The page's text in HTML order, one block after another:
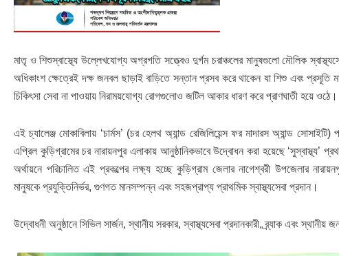
মাতৃ ও শিশুস্বাস্থ্যে উল্লেখযোগ্য অগ্রগতি সত্ত্বেও দুর্গম চরাঞ্চলের মানুষগুলো মৌলিক
অধিকাংশ ক্ষেত্রেই দক্ষ জনবল ছাড়াই বাড়িতে সন্তান প্রসব করে থাকেন যা শিশু এবং প্রসূতি
চিকিৎসা সেবা না পাওয়ায় নিরাময়যোগ্য রোগগুলোও জটিল আকার ধারণ করে প্রাণঘাতী হয়ে ওঠে।
এই চ্যালেঞ্জ মোকাবিলায় ‘চার্মস’ (চর হেলথ অ্যান্ড রেজিলিয়েন্স ফর মাদারস অ্যান্ড
এপ্রিল কুড়িগ্রামের চর নারায়নপুর এলাকায় আনুষ্ঠানিকভাবে উদ্বোধন করা হয়েছে ‘সুস্বাস্থ্য’
অর্থায়নে পরিচালিত এই প্রকল্পের লক্ষ্য হচ্ছে কুড়িগ্রাম জেলার নাগেশ্বরী উপজেলার
মানুষকে প্রযুক্তিনির্ভর, গুণগত মানসম্পন্ন এবং সহজপ্রাপ্য প্রাথমিক স্বাস্থ্যসেবা প্রদান।
উদ্বোধনী অনুষ্ঠানে সিভিল সার্জন, স্থানীয় সরকার, স্বাস্থ্যসেবা প্রদানকারী, ব্র্যাক এবং স্থানীয়